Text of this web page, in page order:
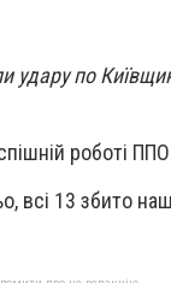
удару по
роботі
всі 13 збито